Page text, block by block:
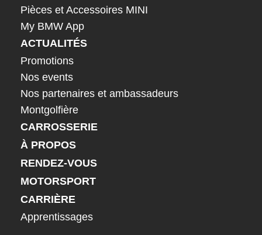
Pièces et Accessoires MINI
My BMW App
ACTUALITÉS
Promotions
Nos events
Nos partenaires et ambassadeurs
Montgolfière
CARROSSERIE
À PROPOS
RENDEZ-VOUS
MOTORSPORT
CARRIÈRE
Apprentissages